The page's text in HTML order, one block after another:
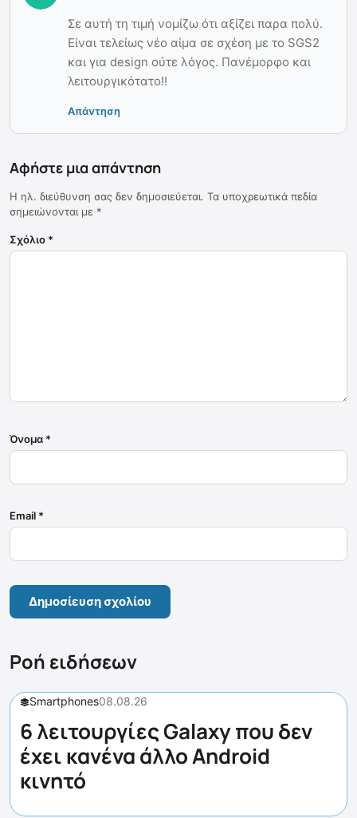
Σε αυτή τη τιμή νομίζω ότι αξίζει παρα πολύ.
Είναι τελείως νέο αίμα σε σχέση με το SGS2
και για design ούτε λόγος. Πανέμορφο και
λειτουργικότατο!!
Απάντηση
Αφήστε μια απάντηση
Η ηλ. διεύθυνση σας δεν δημοσιεύεται. Τα υποχρεωτικά πεδία
σημειώνονται με *
Σχόλιο *
Όνομα *
Email *
Ροή ειδήσεων
Smartphones08.08.26
6 λειτουργίες Galaxy που δεν
έχει κανένα άλλο Android
κινητό